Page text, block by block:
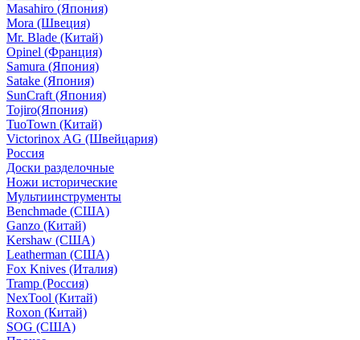
Masahiro (Япония)
Mora (Швеция)
Mr. Blade (Китай)
Opinel (Франция)
Samura (Япония)
Satake (Япония)
SunCraft (Япония)
Tojiro(Япония)
TuoTown (Китай)
Victorinox AG (Швейцария)
Россия
Доски разделочные
Ножи исторические
Мультиинструменты
Benchmade (США)
Ganzo (Китай)
Kershaw (США)
Leatherman (США)
Fox Knives (Италия)
Tramp (Россия)
NexTool (Китай)
Roxon (Китай)
SOG (США)